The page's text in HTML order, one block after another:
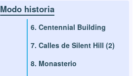
Modo historia
6. Centennial Building
7. Calles de Silent Hill (2)
8. Monasterio